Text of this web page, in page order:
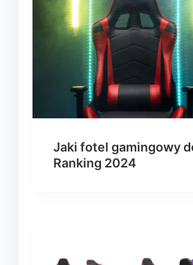
Jaki fotel gamingowy
Ranking 2024